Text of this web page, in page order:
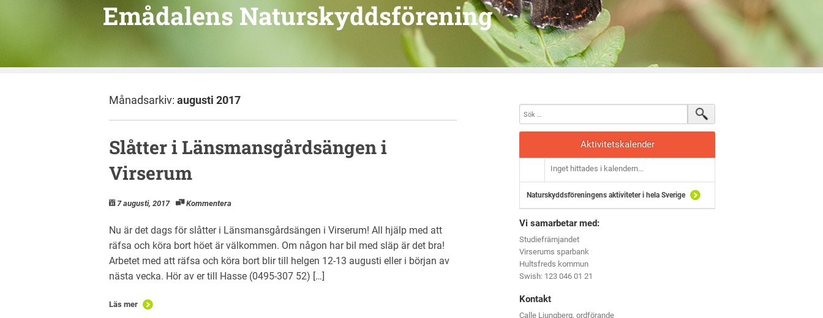
Emådalens Naturskyddsförening
Månadsarkiv: augusti 2017
Slåtter i Länsmansgårdsängen i
Virserum
7 augusti, 2017 Kommentera
Nu är det dags för slåtter i Länsmansgårdsängen i Virserum! All hjälp med att
räfsa och köra bort höet är välkommen. Om någon har bil med släp är det bra!
Arbetet med att räfsa och köra bort blir till helgen 12-13 augusti eller i början av
nästa vecka. Hör av er till Hasse (0495-307 52) […]
Läs mer
Aktivitetskalender
Inget hittades i kalendern...
Naturskyddsföreningens aktiviteter i hela Sverige
Vi samarbetar med:
Studiefrämjandet
Virserums sparbank
Hultsfreds kommun
Swish: 123 046 01 21
Kontakt
Calle Ljungberg, ordförande